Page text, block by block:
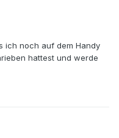
ich noch auf dem Handy
hattest und werde